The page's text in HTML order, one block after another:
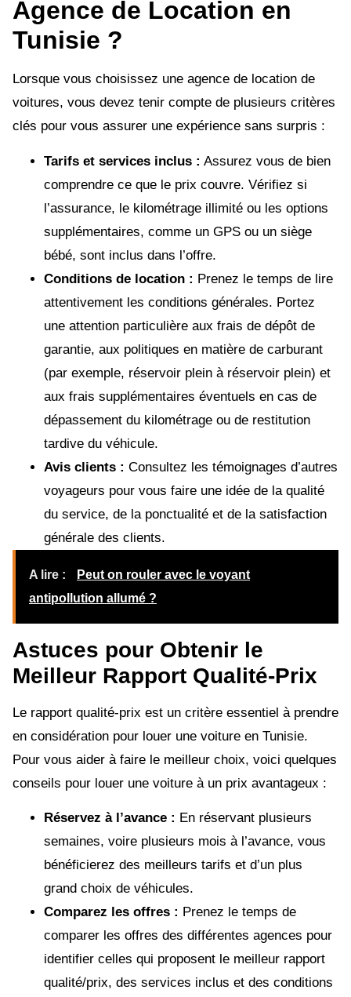
Agence de Location en
Tunisie ?
Lorsque vous choisissez une agence de location de
voitures, vous devez tenir compte de plusieurs critères
clés pour vous assurer une expérience sans surpris :
Tarifs et services inclus : Assurez vous de bien
comprendre ce que le prix couvre. Vérifiez si
l’assurance, le kilométrage illimité ou les options
supplémentaires, comme un GPS ou un siège
bébé, sont inclus dans l’offre.
Conditions de location : Prenez le temps de lire
attentivement les conditions générales. Portez
une attention particulière aux frais de dépôt de
garantie, aux politiques en matière de carburant
(par exemple, réservoir plein à réservoir plein) et
aux frais supplémentaires éventuels en cas de
dépassement du kilométrage ou de restitution
tardive du véhicule.
Avis clients : Consultez les témoignages d’autres
voyageurs pour vous faire une idée de la qualité
du service, de la ponctualité et de la satisfaction
générale des clients.
A lire :
Peut on rouler avec le voyant
antipollution allumé ?
Astuces pour Obtenir le
Meilleur Rapport Qualité-Prix
Le rapport qualité-prix est un critère essentiel à prendre
en considération pour louer une voiture en Tunisie.
Pour vous aider à faire le meilleur choix, voici quelques
conseils pour louer une voiture à un prix avantageux :
Réservez à l’avance : En réservant plusieurs
semaines, voire plusieurs mois à l’avance, vous
bénéficierez des meilleurs tarifs et d’un plus
grand choix de véhicules.
Comparez les offres : Prenez le temps de
comparer les offres des différentes agences pour
identifier celles qui proposent le meilleur rapport
qualité/prix, des services inclus et des conditions